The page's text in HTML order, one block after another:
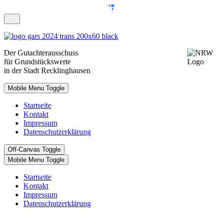
Der Gutachterausschuss
für Grundstückswerte
in der Stadt Recklinghausen
Mobile Menu Toggle
Startseite
Kontakt
Impressum
Datenschutzerklärung
Off-Canvas Toggle
Mobile Menu Toggle
Startseite
Kontakt
Impressum
Datenschutzerklärung